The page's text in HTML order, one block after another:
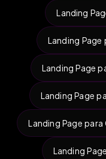
Landing
Landing Page
Landing Page
Landing Page
Landing Page
Landing